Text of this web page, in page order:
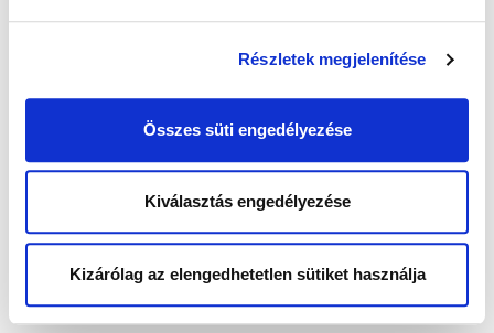
Részletek megjelenítése
Összes süti engedélyezése
Kiválasztás engedélyezése
Kizárólag az elengedhetetlen sütiket használja